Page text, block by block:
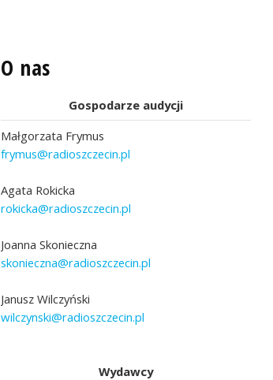
O nas
Gospodarze audycji
Małgorzata Frymus
frymus@radioszczecin.pl
Agata Rokicka
rokicka@radioszczecin.pl
Joanna Skonieczna
skonieczna@radioszczecin.pl
Janusz Wilczyński
wilczynski@radioszczecin.pl
Wydawcy